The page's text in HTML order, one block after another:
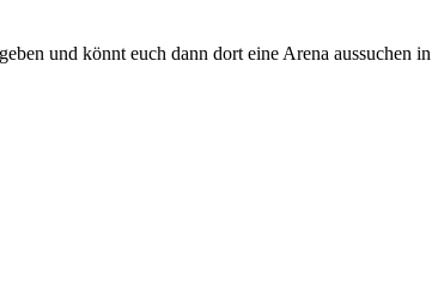
und könnt euch dann dort eine Arena aussuchen in